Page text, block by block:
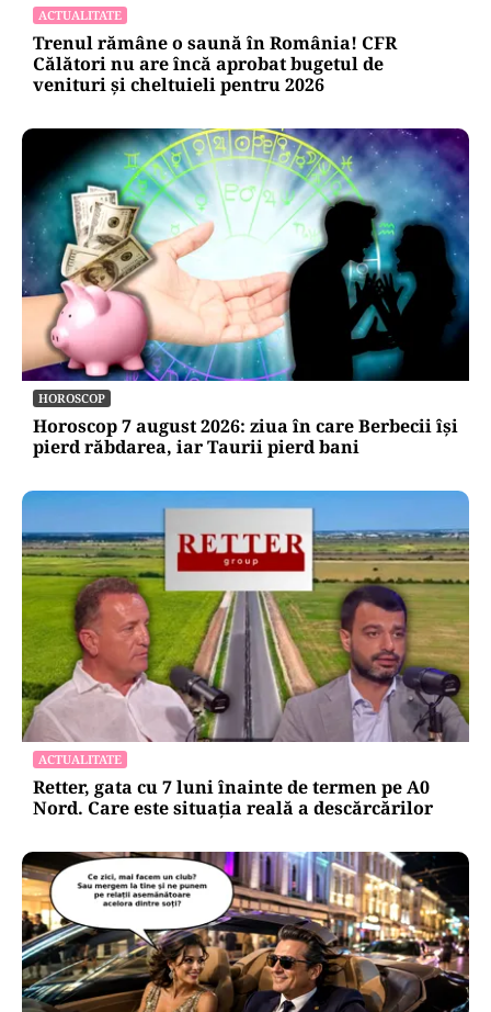
ACTUALITATE
Trenul rămâne o saună în România! CFR
Călători nu are încă aprobat bugetul de
venituri și cheltuieli pentru 2026
HOROSCOP
Horoscop 7 august 2026: ziua în care Berbecii își
pierd răbdarea, iar Taurii pierd bani
ACTUALITATE
Retter, gata cu 7 luni înainte de termen pe A0
Nord. Care este situația reală a descărcărilor